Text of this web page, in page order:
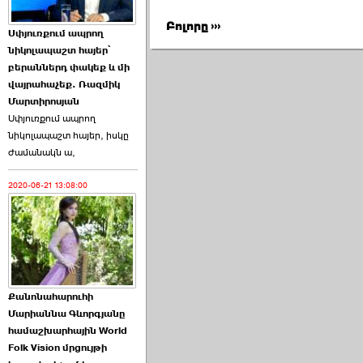
Աննա Վարդապետյանն
ուղերձ է հղել ›››
2026-06-25 23:21:00
Պաշտոնակռիվը սկսված
է. «Հրապարակ» ›››
2026-06-25 17:13:00
ԱԺ նախագահի
Սփյուռքում ապրող
նիկոլապաշտ հայեր՝
բերաններդ փակեք և մի
վայրահաչեք. Ռազմիկ
Մարտիրոսյան
Սփյուռքում ապրող
նիկոլապաշտ հայեր, իսկը
ժամանակն ա,
2020-06-21 13:08:00
Քանոնահարուհի
Մարիաննա Գևորգյանը
համաշխարհային World
Folk Vision մրցույթի
Բոլորը ›››